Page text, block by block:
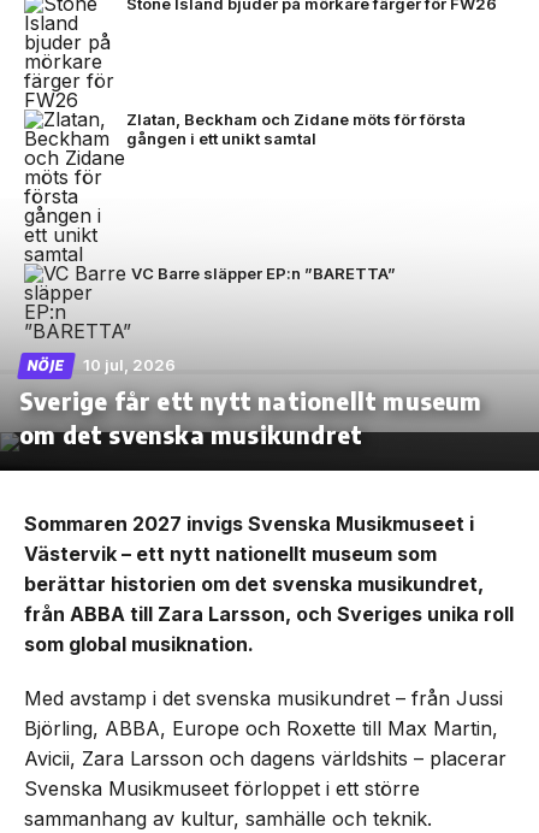
Stone Island bjuder på mörkare färger för FW26
Zlatan, Beckham och Zidane möts för första
gången i ett unikt samtal
VC Barre släpper EP:n ”BARETTA”
NÖJE 10 jul, 2026
Sverige får ett nytt nationellt museum
om det svenska musikundret
Sommaren 2027 invigs Svenska Musikmuseet i
Västervik – ett nytt nationellt museum som
berättar historien om det svenska musikundret,
från ABBA till Zara Larsson, och Sveriges unika roll
som global musiknation.
Med avstamp i det svenska musikundret – från Jussi
Björling, ABBA, Europe och Roxette till Max Martin,
Avicii, Zara Larsson och dagens världshits – placerar
Svenska Musikmuseet förloppet i ett större
sammanhang av kultur, samhälle och teknik.